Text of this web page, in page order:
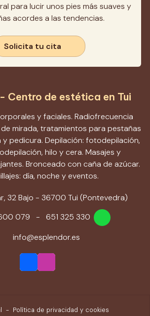
para lucir unos pies más suaves y
acordes a las tendencias.
Solicita tu cita
Centro de estética en Tui
y faciales. Radiofrecuencia
mirada, tratamientos para pestañas
y pedicura. Depilación: fotodepilación,
hilo y cera. Masajes y
Bronceado con caña de azúcar.
día, noche y eventos.
32 Bajo - 36700 Tui (Pontevedra)
079
-
651 325 330
info@esplendor.es
- Política de privacidad y cookies